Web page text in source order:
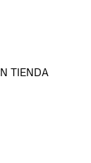
TIENDA